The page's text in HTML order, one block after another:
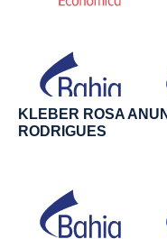
KLEBER ROSA
RODRIGUES